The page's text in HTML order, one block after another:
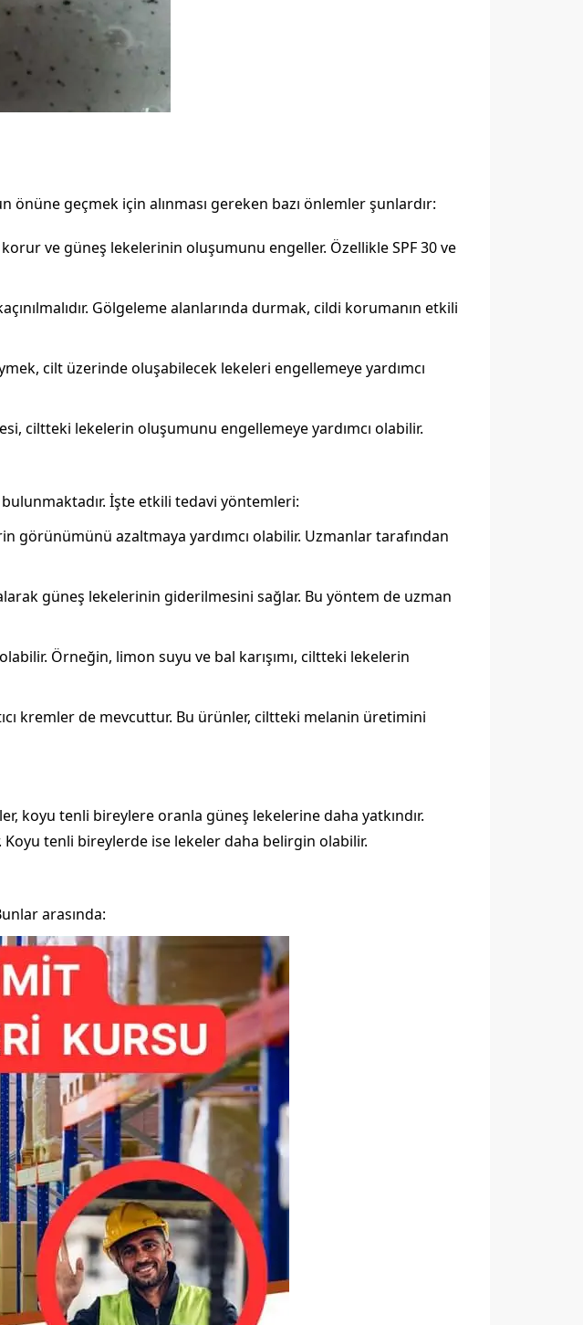
önüne geçmek için alınması gereken bazı önlemler şunlardır:
ve güneş lekelerinin oluşumunu engeller. Özellikle SPF 30 ve
Gölgeleme alanlarında durmak, cildi korumanın etkili
cilt üzerinde oluşabilecek lekeleri engellemeye yardımcı
ciltteki lekelerin oluşumunu engellemeye yardımcı olabilir.
İşte etkili tedavi yöntemleri:
görünümünü azaltmaya yardımcı olabilir. Uzmanlar tarafından
güneş lekelerinin giderilmesini sağlar. Bu yöntem de uzman
Örneğin, limon suyu ve bal karışımı, ciltteki lekelerin
kremler de mevcuttur. Bu ürünler, ciltteki melanin üretimini
koyu tenli bireylere oranla güneş lekelerine daha yatkındır.
tenli bireylerde ise lekeler daha belirgin olabilir.
arasında: